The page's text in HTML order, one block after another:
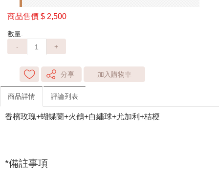
商品售價 $ 2,500
數量:
-
+
分享 加入購物車
商品詳情 評論列表
香檳玫瑰+蝴蝶蘭+火鶴+白繡球+尤加利+桔梗
*備註事項